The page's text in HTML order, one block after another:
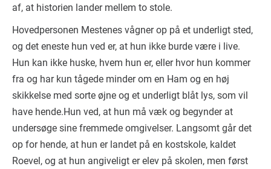
af, at historien lander mellem to stole.
Hovedpersonen Mestenes vågner op på et underligt sted,
og det eneste hun ved er, at hun ikke burde være i live.
Hun kan ikke huske, hvem hun er, eller hvor hun kommer
fra og har kun tågede minder om en Ham og en høj
skikkelse med sorte øjne og et underligt blåt lys, som vil
have hende.Hun ved, at hun må væk og begynder at
undersøge sine fremmede omgivelser. Langsomt går det
op for hende, at hun er landet på en kostskole, kaldet
Roevel, og at hun angiveligt er elev på skolen, men først